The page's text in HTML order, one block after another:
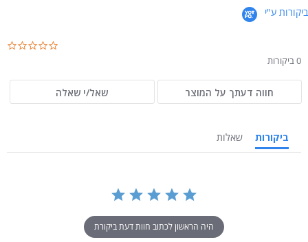
ביקורות ע"י
0 ביקורות
חווה דעתך על המוצר שאל/י שאלה
ביקורות שאלות
היה הראשון לכתוב חוות דעת ביקורת